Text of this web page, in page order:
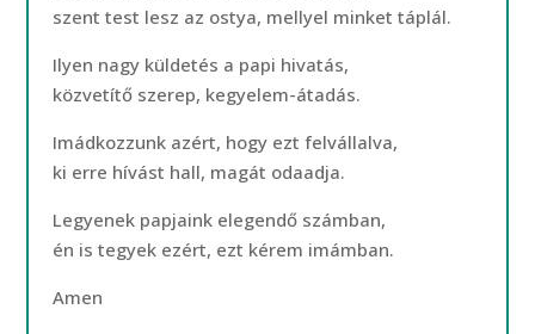
szent test lesz az ostya, mellyel minket táplál.
Ilyen nagy küldetés a papi hivatás,
közvetítő szerep, kegyelem-átadás.
Imádkozzunk azért, hogy ezt felvállalva,
ki erre hívást hall, magát odaadja.
Legyenek papjaink elegendő számban,
én is tegyek ezért, ezt kérem imámban.
Amen